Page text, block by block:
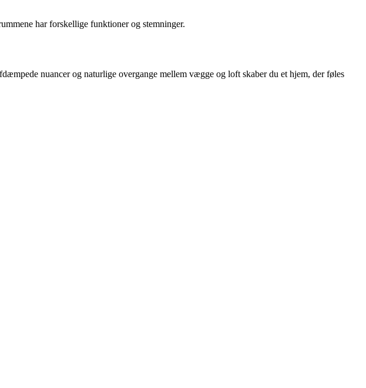
har forskellige funktioner og stemninger.
nuancer og naturlige overgange mellem vægge og loft skaber du et hjem, der føles